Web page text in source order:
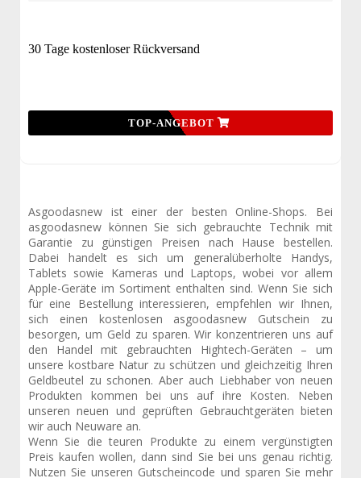
30 Tage kostenloser Rückversand
TOP-ANGEBOT
Asgoodasnew ist einer der besten Online-Shops. Bei
asgoodasnew können Sie sich gebrauchte Technik mit
Garantie zu günstigen Preisen nach Hause bestellen.
Dabei handelt es sich um generalüberholte Handys,
Tablets sowie Kameras und Laptops, wobei vor allem
Apple-Geräte im Sortiment enthalten sind. Wenn Sie sich
für eine Bestellung interessieren, empfehlen wir Ihnen,
sich einen kostenlosen asgoodasnew Gutschein zu
besorgen, um Geld zu sparen. Wir konzentrieren uns auf
den Handel mit gebrauchten Hightech-Geräten – um
unsere kostbare Natur zu schützen und gleichzeitig Ihren
Geldbeutel zu schonen. Aber auch Liebhaber von neuen
Produkten kommen bei uns auf ihre Kosten. Neben
unseren neuen und geprüften Gebrauchtgeräten bieten
wir auch Neuware an.
Wenn Sie die teuren Produkte zu einem vergünstigten
Preis kaufen wollen, dann sind Sie bei uns genau richtig.
Nutzen Sie unseren Gutscheincode und sparen Sie mehr